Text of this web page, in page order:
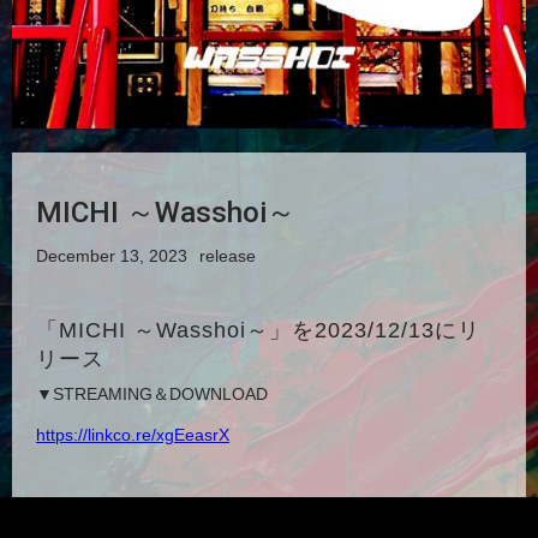
MICHI ～Wasshoi～
December 13, 2023 release
「MICHI ～Wasshoi～」を2023/12/13にリ
リース
▼STREAMING＆DOWNLOAD
https://linkco.re/xgEeasrX